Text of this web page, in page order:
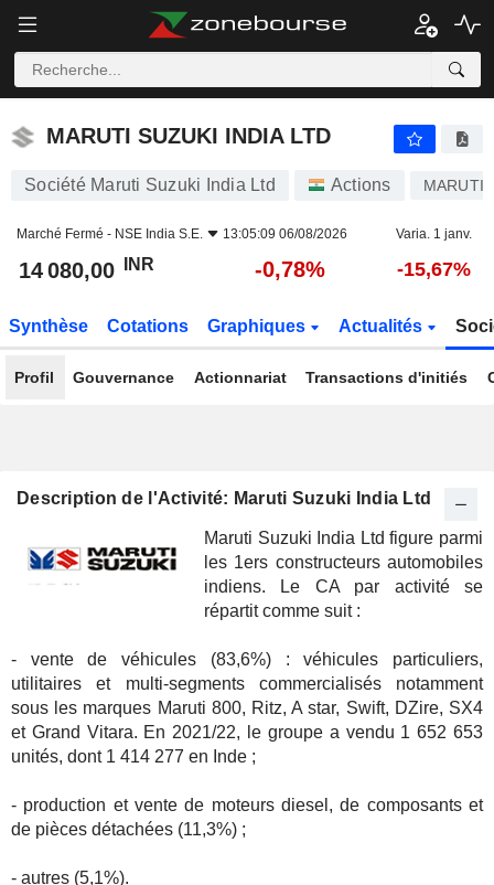
MARUTI SUZUKI INDIA LTD
MARUTI SUZUKI INDIA LTD
Société Maruti Suzuki India Ltd Actions MARUTI
Marché Fermé - NSE India S.E. 13:05:09 06/08/2026 Varia. 1 janv.
14 080,00 INR -0,78% -15,67%
Synthèse Cotations Graphiques Actualités
Profil Gouvernance Actionnariat Transactions d'initiés
Description de l'Activité: Maruti Suzuki India Ltd
Maruti Suzuki India Ltd figure parmi
les 1ers constructeurs automobiles
indiens. Le CA par activité se
répartit comme suit :
- vente de véhicules (83,6%) : véhicules particuliers,
utilitaires et multi-segments commercialisés notamment
sous les marques Maruti 800, Ritz, A star, Swift, DZire, SX4
et Grand Vitara. En 2021/22, le groupe a vendu 1 652 653
unités, dont 1 414 277 en Inde ;
- production et vente de moteurs diesel, de composants et
de pièces détachées (11,3%) ;
- autres (5,1%).